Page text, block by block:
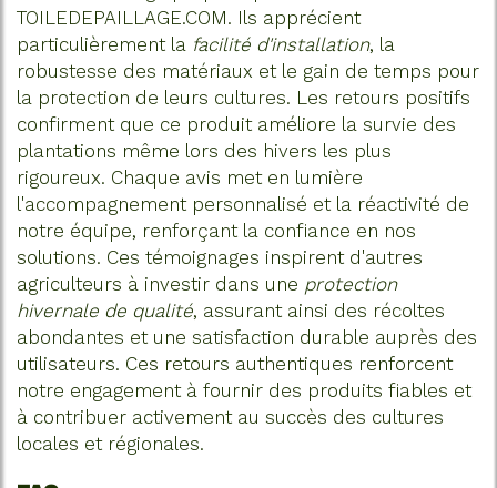
TOILEDEPAILLAGE.COM. Ils apprécient
particulièrement la facilité d'installation, la
robustesse des matériaux et le gain de temps pour
la protection de leurs cultures. Les retours positifs
confirment que ce produit améliore la survie des
plantations même lors des hivers les plus
rigoureux. Chaque avis met en lumière
l'accompagnement personnalisé et la réactivité de
notre équipe, renforçant la confiance en nos
solutions. Ces témoignages inspirent d'autres
agriculteurs à investir dans une protection
hivernale de qualité, assurant ainsi des récoltes
abondantes et une satisfaction durable auprès des
utilisateurs. Ces retours authentiques renforcent
notre engagement à fournir des produits fiables et
à contribuer activement au succès des cultures
locales et régionales.